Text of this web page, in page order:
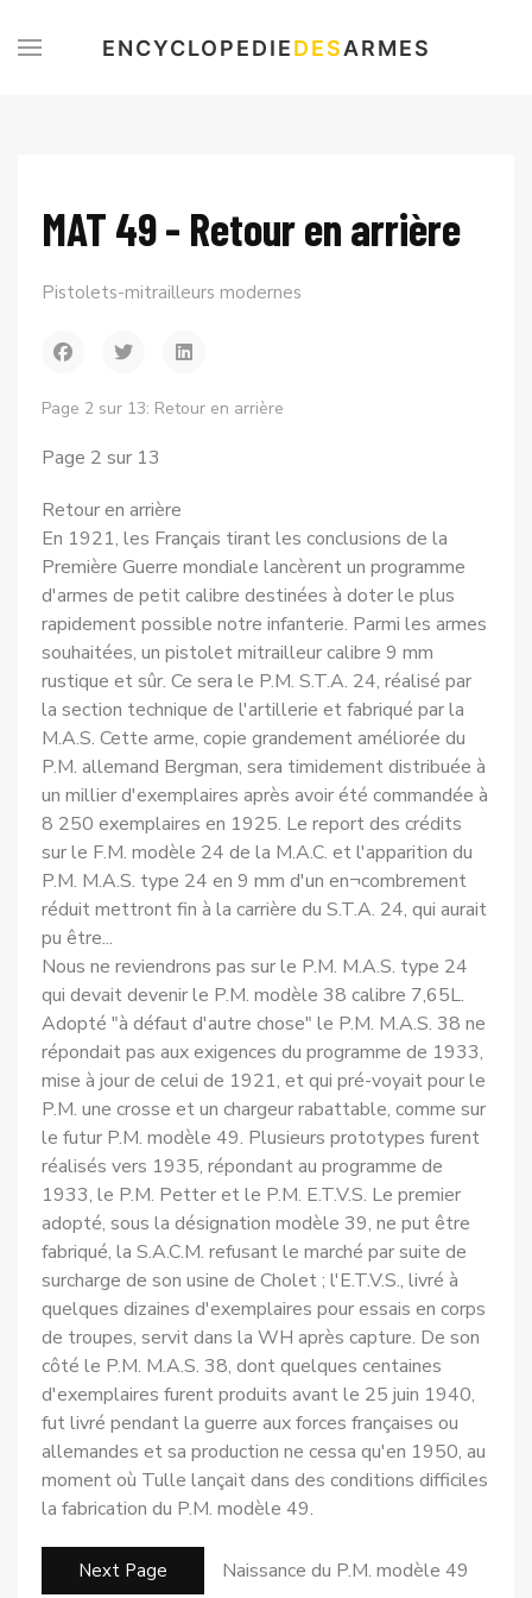
ENCYCLOPEDIEDESARMES
MAT 49 - Retour en arrière
Pistolets-mitrailleurs modernes
Page 2 sur 13: Retour en arrière
Page 2 sur 13
Retour en arrière
En 1921, les Français tirant les conclusions de la
Première Guerre mondiale lancèrent un programme
d'armes de petit calibre destinées à doter le plus
rapidement possible notre infanterie. Parmi les armes
souhaitées, un pistolet mitrailleur calibre 9 mm
rustique et sûr. Ce sera le P.M. S.T.A. 24, réalisé par
la section technique de l'artillerie et fabriqué par la
M.A.S. Cette arme, copie grandement améliorée du
P.M. allemand Bergman, sera timidement distribuée à
un millier d'exemplaires après avoir été commandée à
8 250 exemplaires en 1925. Le report des crédits
sur le F.M. modèle 24 de la M.A.C. et l'apparition du
P.M. M.A.S. type 24 en 9 mm d'un en¬combrement
réduit mettront fin à la carrière du S.T.A. 24, qui aurait
pu être...
Nous ne reviendrons pas sur le P.M. M.A.S. type 24
qui devait devenir le P.M. modèle 38 calibre 7,65L.
Adopté "à défaut d'autre chose" le P.M. M.A.S. 38 ne
répondait pas aux exigences du programme de 1933,
mise à jour de celui de 1921, et qui pré-voyait pour le
P.M. une crosse et un chargeur rabattable, comme sur
le futur P.M. modèle 49. Plusieurs prototypes furent
réalisés vers 1935, répondant au programme de
1933, le P.M. Petter et le P.M. E.T.V.S. Le premier
adopté, sous la désignation modèle 39, ne put être
fabriqué, la S.A.C.M. refusant le marché par suite de
surcharge de son usine de Cholet ; l'E.T.V.S., livré à
quelques dizaines d'exemplaires pour essais en corps
de troupes, servit dans la WH après capture. De son
côté le P.M. M.A.S. 38, dont quelques centaines
d'exemplaires furent produits avant le 25 juin 1940,
fut livré pendant la guerre aux forces françaises ou
allemandes et sa production ne cessa qu'en 1950, au
moment où Tulle lançait dans des conditions difficiles
la fabrication du P.M. modèle 49.
Next Page Naissance du P.M. modèle 49